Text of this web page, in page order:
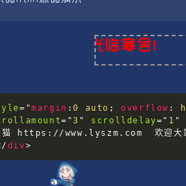
迎大家光临寒舍！
= "margin :0 auto ; overflow :
= "3 " scrolldelay= " 1 "
div>